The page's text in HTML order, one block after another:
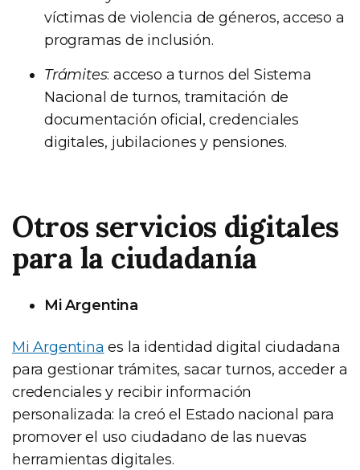
víctimas de violencia de géneros, acceso a
programas de inclusión.
Trámites: acceso a turnos del Sistema
Nacional de turnos, tramitación de
documentación oficial, credenciales
digitales, jubilaciones y pensiones.
Otros servicios digitales
para la ciudadanía
Mi Argentina
Mi Argentina es la identidad digital ciudadana
para gestionar trámites, sacar turnos, acceder a
credenciales y recibir información
personalizada: la creó el Estado nacional para
promover el uso ciudadano de las nuevas
herramientas digitales.